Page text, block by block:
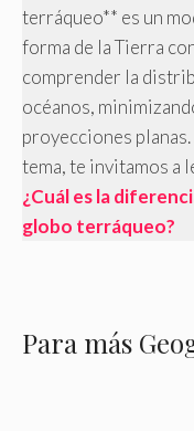
terráqueo** es un
forma de la Tierra
comprender la
océanos,
proyecciones
tema, te invitamos a
¿Cuál es la
globo terráqueo?
Para más